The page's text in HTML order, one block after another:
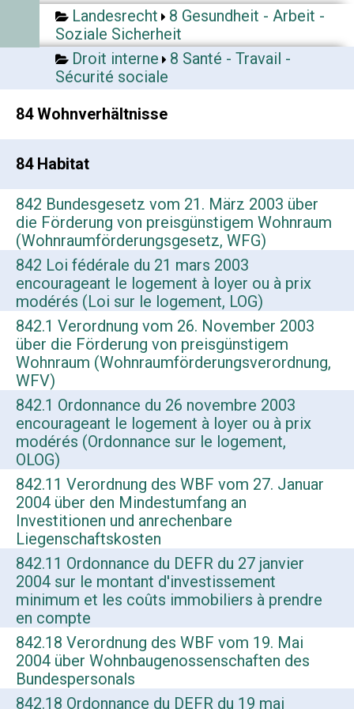
Landesrecht
8 Gesundheit - Arbeit -
Soziale Sicherheit
Droit interne
8 Santé - Travail -
Sécurité sociale
84 Wohnverhältnisse
84 Habitat
842 Bundesgesetz vom 21. März 2003 über
die Förderung von preisgünstigem Wohnraum
(Wohnraumförderungsgesetz, WFG)
842 Loi fédérale du 21 mars 2003
encourageant le logement à loyer ou à prix
modérés (Loi sur le logement, LOG)
842.1 Verordnung vom 26. November 2003
über die Förderung von preisgünstigem
Wohnraum (Wohnraumförderungsverordnung,
WFV)
842.1 Ordonnance du 26 novembre 2003
encourageant le logement à loyer ou à prix
modérés (Ordonnance sur le logement,
OLOG)
842.11 Verordnung des WBF vom 27. Januar
2004 über den Mindestumfang an
Investitionen und anrechenbare
Liegenschaftskosten
842.11 Ordonnance du DEFR du 27 janvier
2004 sur le montant d'investissement
minimum et les coûts immobiliers à prendre
en compte
842.18 Verordnung des WBF vom 19. Mai
2004 über Wohnbaugenossenschaften des
Bundespersonals
842.18 Ordonnance du DEFR du 19 mai